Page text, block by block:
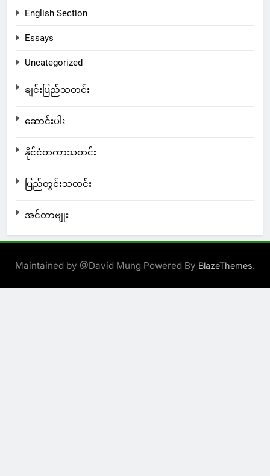
English Section
Essays
Uncategorized
ချင်းပြည်သတင်း
ဆောင်းပါး
နိုင်ငံတကာသတင်း
ပြည်တွင်းသတင်း
အင်တာဗျုး
Maintained by @David Mung Powered By BlazeThemes.